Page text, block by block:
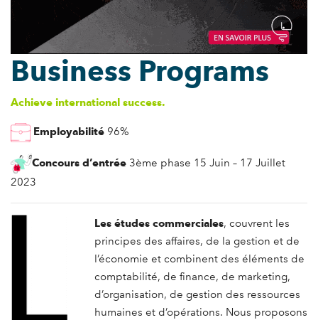
Business Programs
Achieve international success.
Employabilité 96%
Concours d’entrée 3ème phase 15 Juin – 17 Juillet
2023
Les études commerciales, couvrent les
principes des affaires, de la gestion et de
l’économie et combinent des éléments de
comptabilité, de finance, de marketing,
d’organisation, de gestion des ressources
humaines et d’opérations. Nous proposons